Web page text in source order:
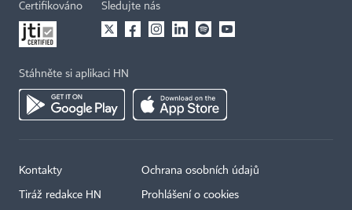
Certifikováno Sledujte nás
Stáhněte si aplikaci HN
Kontakty
Tiráž redakce HN
Ochrana osobních údajů
Prohlášení o cookies